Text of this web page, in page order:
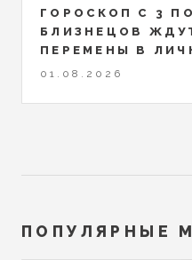
ГОРОСКОП С 3
БЛИЗНЕЦОВ
ПЕРЕМЕНЫ В
01.08.2026
ПОПУЛЯРНЫЕ